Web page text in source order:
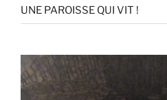
UNE PAROISSE QUI VIT !